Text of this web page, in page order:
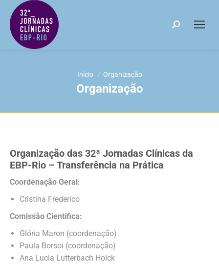
Search:
Você está aqui:
Início Organização
Organização
Organização das 32ª Jornadas Clínicas da
EBP-Rio – Transferência na Prática
Coordenação Geral:
Cristina Frederico
Comissão Científica:
Glória Maron (coordenação)
Paula Borsoi (coordenação)
Ana Lucia Lutterbach Holck